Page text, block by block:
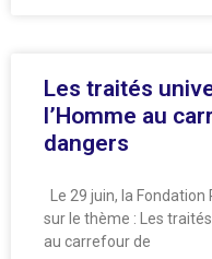
Les traités
l’Homme au
dangers
Le 29 juin, la
sur le thème : Les
au carrefour de